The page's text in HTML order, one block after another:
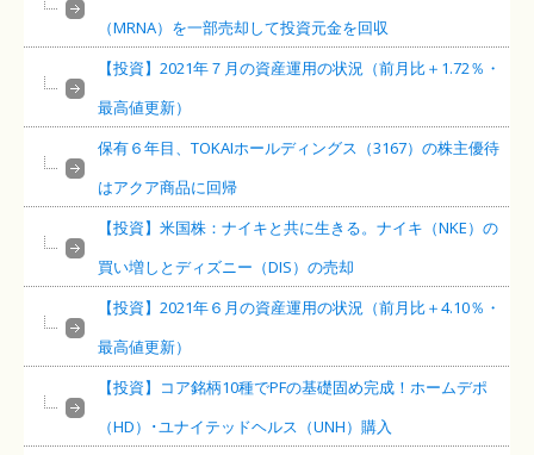
（MRNA）を一部売却して投資元金を回収
【投資】2021年７月の資産運用の状況（前月比＋1.72％・
最高値更新）
保有６年目、TOKAIホールディングス（3167）の株主優待
はアクア商品に回帰
【投資】米国株：ナイキと共に生きる。ナイキ（NKE）の
買い増しとディズニー（DIS）の売却
【投資】2021年６月の資産運用の状況（前月比＋4.10％・
最高値更新）
【投資】コア銘柄10種でPFの基礎固め完成！ホームデポ
（HD）･ユナイテッドヘルス（UNH）購入